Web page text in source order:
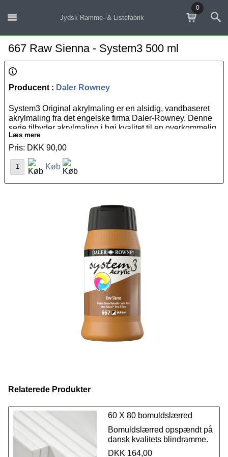
Jydsk Ramme- & Listefabrik
0
667 Raw Sienna - System3 500 ml
Producent : Daler Rowney
System3 Original akrylmaling er en alsidig, vandbaseret
akrylmaling fra det engelske firma Daler-Rowney. Denne
serie tilbyder akrylmaling i høj kvalitet til en overkommelig
pris. Farverne er fremstillet med bæredygtige pigmenter i
høj koncentration, hvilket sikrer god lysægthed og god
dækkeevne. System3 Original akrylmaling kan fortyndes
med vand, forskellige
malerlærred, akrylmalingspapir samt
akvarelpapir. Ved fortynding med meget vand kan man
opnå akvarelligende effekter. System3 Original
akrylmaling har fremragende vedhæftning og kan
anvendes på de fleste overflader.
Læs mere
Pris: DKK 90,00
Køb
Relaterede Produkter
60 X 80 bomuldslærred
Bomuldslærred opspændt på
dansk kvalitets blindramme.
DKK 164,00